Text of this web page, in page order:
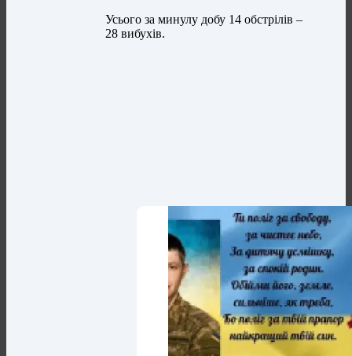
Усього за минулу добу 14 обстрілів –
28 вибухів.